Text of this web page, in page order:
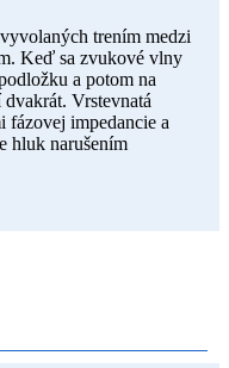
trením medzi
Keď sa zvukové vlny
a potom na
Vrstevnatá
fázovej impedancie a
hluk narušením